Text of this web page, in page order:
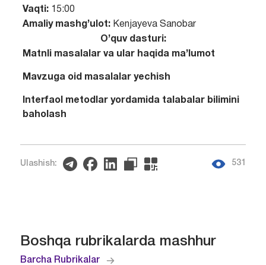
Vaqti:15:00
Amaliy mashg’ulot:Kenjayeva Sanobar
O’quv dasturi:
Matnli masalalar va ular haqida ma’lumot
Mavzuga oid masalalar yechish
Interfaol metodlar yordamida talabalar bilimini
baholash
Ulashish: 531
Boshqa rubrikalarda mashhur
Barcha Rubrikalar